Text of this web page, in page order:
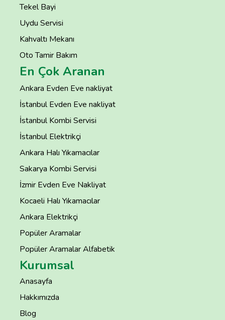
Tekel Bayi
Uydu Servisi
Kahvaltı Mekanı
Oto Tamir Bakım
En Çok Aranan
Ankara Evden Eve nakliyat
İstanbul Evden Eve nakliyat
İstanbul Kombi Servisi
İstanbul Elektrikçi
Ankara Halı Yıkamacılar
Sakarya Kombi Servisi
İzmir Evden Eve Nakliyat
Kocaeli Halı Yıkamacılar
Ankara Elektrikçi
Popüler Aramalar
Popüler Aramalar Alfabetik
Kurumsal
Anasayfa
Hakkımızda
Blog